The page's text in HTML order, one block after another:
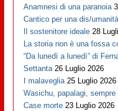
Anamnesi di una paranoia
Cantico per una dis/
Il sostenitore ideale 28
La storia non è una fossa
“Da lunedì a lunedì” di
Settanta 26 Luglio 2026
I malaveglia 25 Luglio 2026
Wasichu, papalagi,
Case morte 23 Luglio 2026